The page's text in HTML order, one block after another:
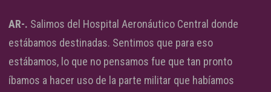
AR-. Salimos del Hospital Aeronáutico Central donde
estábamos destinadas. Sentimos que para eso
estábamos, lo que no pensamos fue que tan pronto
íbamos a hacer uso de la parte militar que habíamos